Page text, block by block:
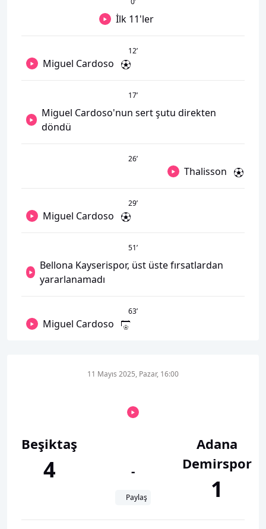
İlk 11'ler
12’
Miguel Cardoso
17’
Miguel Cardoso'nun sert şutu direkten
döndü
26’
Thalisson
29’
Miguel Cardoso
51’
Bellona Kayserispor, üst üste fırsatlardan
yararlanamadı
63’
Miguel Cardoso
Beşiktaş
4
11 Mayıs 2025, Pazar, 16:00
-
Paylaş
Adana
Demirspor
1